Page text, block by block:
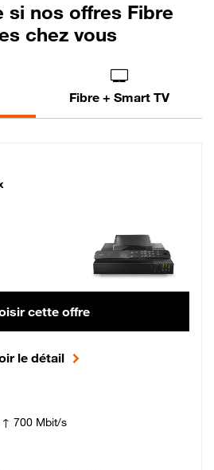
si nos offres Fibre
chez vous
Fibre + Smart TV
Livebox Lite Fibre
cette offre
le détail
700 Mbit/s